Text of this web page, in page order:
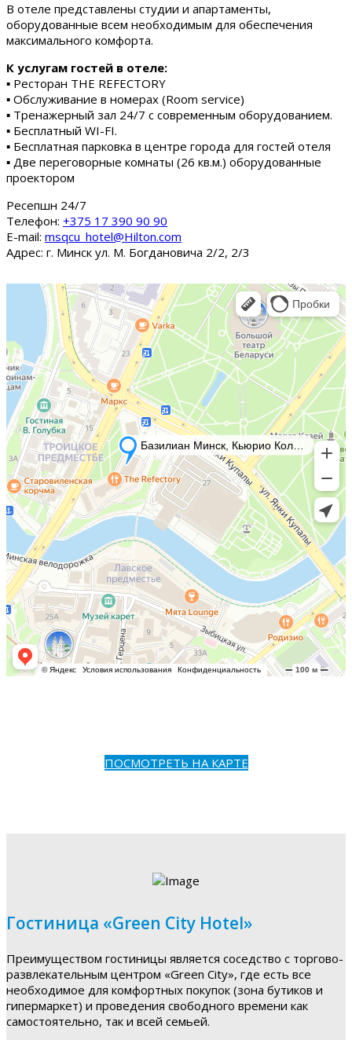
В отеле представлены студии и апартаменты,
оборудованные всем необходимым для обеспечения
максимального комфорта.
К услугам гостей в отеле:
▪ Ресторан THE REFECTORY
▪ Обслуживание в номерах (Room service)
▪ Тренажерный зал 24/7 с современным оборудованием.
▪ Бесплатный WI-FI.
▪ Бесплатная парковка в центре города для гостей отеля
▪ Две переговорные комнаты (26 кв.м.) оборудованные
проектором
Ресепшн 24/7
Tелефон: +375 17 390 90 90
E-mail: msqcu_hotel@Hilton.com
Адрес: г. Минск ул. М. Богдановича 2/2, 2/3
ПОСМОТРЕТЬ НА КАРТЕ
Гостиница «Green City Hotel»
Преимуществом гостиницы является соседство с торгово-
развлекательным центром «Green City», где есть все
необходимое для комфортных покупок (зона бутиков и
гипермаркет) и проведения свободного времени как
самостоятельно, так и всей семьей.